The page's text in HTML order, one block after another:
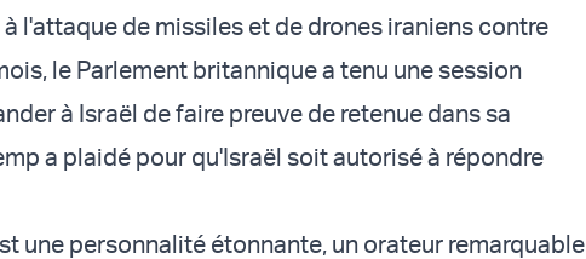
l'attaque de missiles et de drones iraniens contre
le Parlement britannique a tenu une session
à Israël de faire preuve de retenue dans sa
a plaidé pour qu'Israël soit autorisé à répondre
une personnalité étonnante, un orateur remarquable